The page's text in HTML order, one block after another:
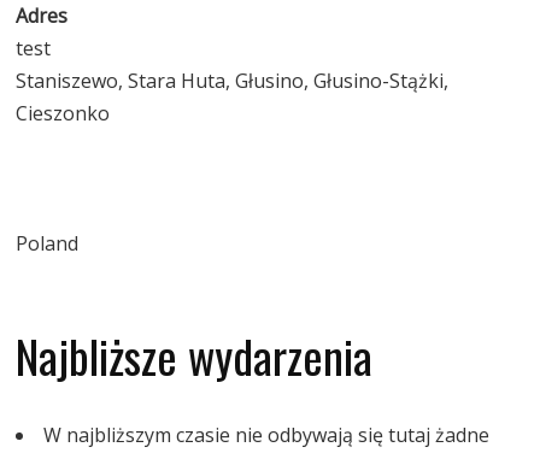
Adres
test
Staniszewo, Stara Huta, Głusino, Głusino-Stążki,
Cieszonko
Poland
Najbliższe wydarzenia
W najbliższym czasie nie odbywają się tutaj żadne